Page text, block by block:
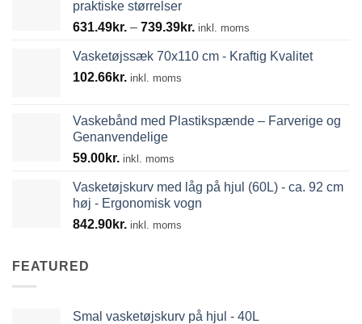
praktiske størrelser
631.49kr. – 739.39kr. Prisinterval:
til
inkl. moms
Vasketøjssæk 70x110 cm - Kraftig Kvalitet
102.66kr. inkl. moms
Vaskebånd med Plastikspænde – Farverige og
Genanvendelige
59.00kr. inkl. moms
Vasketøjskurv med låg på hjul (60L) - ca. 92 cm
høj - Ergonomisk vogn
842.90kr. inkl. moms
FEATURED
Smal vasketøjskurv på hjul - 40L